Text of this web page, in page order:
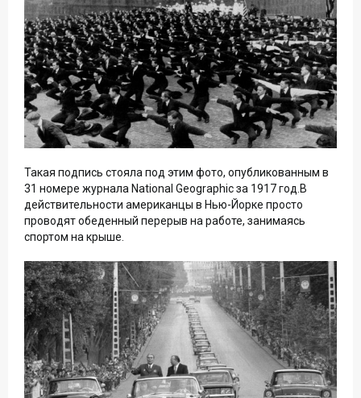
Такая подпись стояла под этим фото, опубликованным в
31 номере журнала National Geographic за 1917 год.В
действительности американцы в Нью-Йорке просто
проводят обеденный перерыв на работе, занимаясь
спортом на крыше.